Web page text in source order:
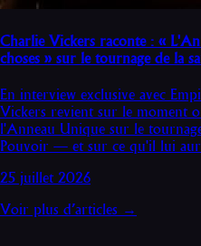
Charlie Vickers raconte : «
choses » sur le tournage de la
En interview exclusive avec
Vickers revient sur le moment
l'Anneau Unique sur le
Pouvoir — et sur ce qu'il lui
25 juillet 2026
Voir plus d’articles →